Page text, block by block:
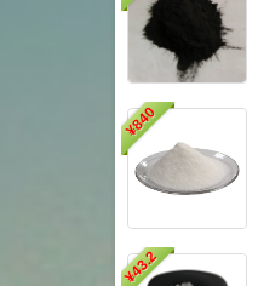
¥
840
¥
43.2